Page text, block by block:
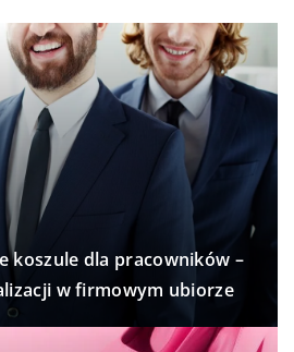
koszule dla pracowników –
w firmowym ubiorze